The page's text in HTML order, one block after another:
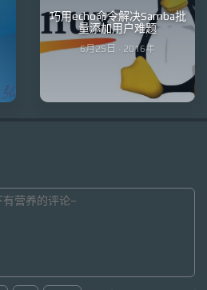
巧用echo命令解决Samba批
量添加用户难题
6月25日 · 2016年